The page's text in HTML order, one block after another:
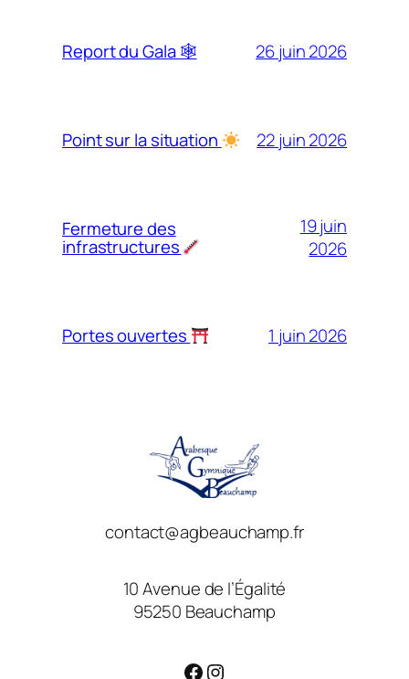
Report du Gala 🕸 26 juin 2026
Point sur la situation 22 juin 2026
Fermeture des
infrastructures
19 juin
2026
Portes ouvertes 1 juin 2026
contact@agbeauchamp.fr
10 Avenue de l’Égalité
95250 Beauchamp
Facebook
Instagram